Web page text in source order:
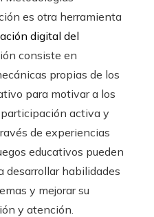
es otra herramienta
digital del
consiste en
propias de los
para motivar a los
activa y
de experiencias
educativos pueden
desarrollar habilidades
y mejorar su
y atención.